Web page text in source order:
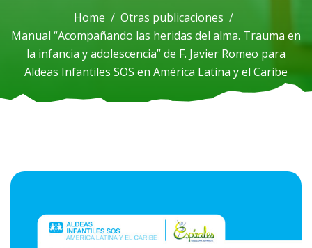
Home
Otras publicaciones
Manual “Acompañando las heridas del alma. Trauma en
la infancia y adolescencia” de F. Javier Romeo para
Aldeas Infantiles SOS en América Latina y el Caribe